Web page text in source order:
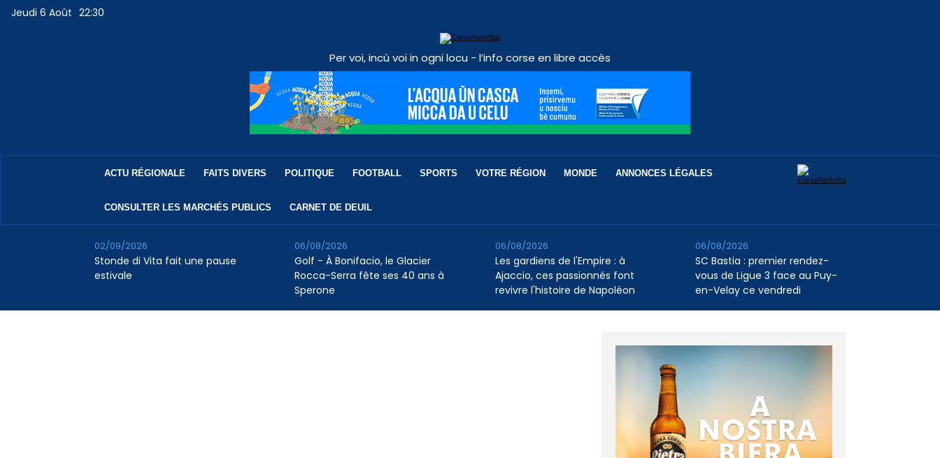
Jeudi 6 Août 22:30
Per voi, incù voi in ogni locu - l’info corse en libre accès
ACTU RÉGIONALE FAITS DIVERS POLITIQUE FOOTBALL SPORTS VOTRE RÉGION MONDE ANNONCES LÉGALES
CONSULTER LES MARCHÉS PUBLICS CARNET DE DEUIL
Stonde di Vita fait une pause
estivale
02/09/2026
Golf - À Bonifacio, le Glacier
Rocca-Serra fête ses 40 ans à
Sperone
06/08/2026
Les gardiens de l'Empire : à
Ajaccio, ces passionnés font
revivre l'histoire de Napoléon
06/08/2026
SC Bastia : premier rendez-
vous de Ligue 3 face au Puy-
en-Velay ce vendredi
06/08/2026